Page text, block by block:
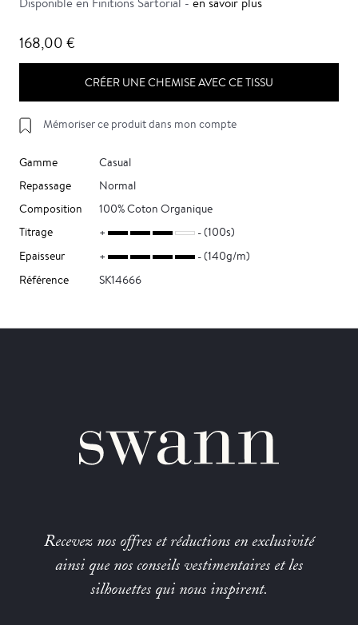
168,00 €
CRÉER UNE CHEMISE AVEC CE TISSU
Mémoriser ce produit dans mon compte
Gamme
Casual
Repassage
Normal
Composition
100% Coton Organique
Titrage
(100s)
Epaisseur
(140g/m)
Référence
SK14666
Recevez nos offres et réductions en exclusivité
ainsi que nos conseils vestimentaires et les
silhouettes qui nous inspirent.